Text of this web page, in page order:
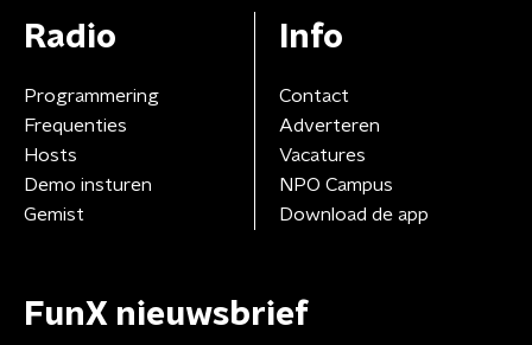
Radio
Programmering
Frequenties
Hosts
Demo insturen
Gemist
Info
Contact
Adverteren
Vacatures
NPO Campus
Download de app
FunX nieuwsbrief